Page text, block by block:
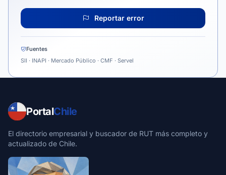
Reportar error
Fuentes
SII · INAPI · Mercado Público · CMF · Servel
PortalChile
El directorio empresarial y buscador de RUT más completo y
actualizado de Chile.